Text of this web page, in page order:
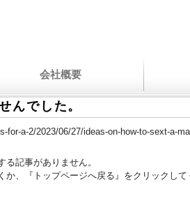
会社概要
んでした。
for-a-2/2023/06/27/ideas-on-how-to-sext-a-
記事がありません。
、『トップページへ戻る』をクリックして